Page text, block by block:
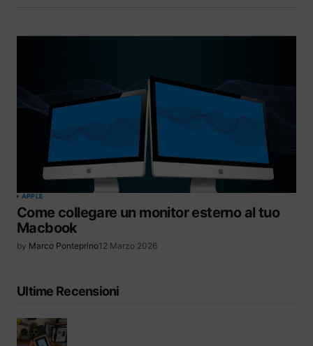
APPLE
Come collegare un monitor esterno al tuo
Macbook
by Marco Ponteprino12 Marzo 2026
Ultime Recensioni